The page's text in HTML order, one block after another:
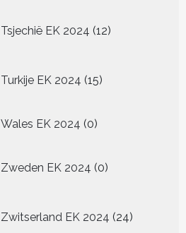
Tsjechië EK 2024 12
producten
Turkije EK 2024 15
producten
Wales EK 2024 00
Zweden EK 2024 0
producten
Zwitserland EK 2024 24
producten